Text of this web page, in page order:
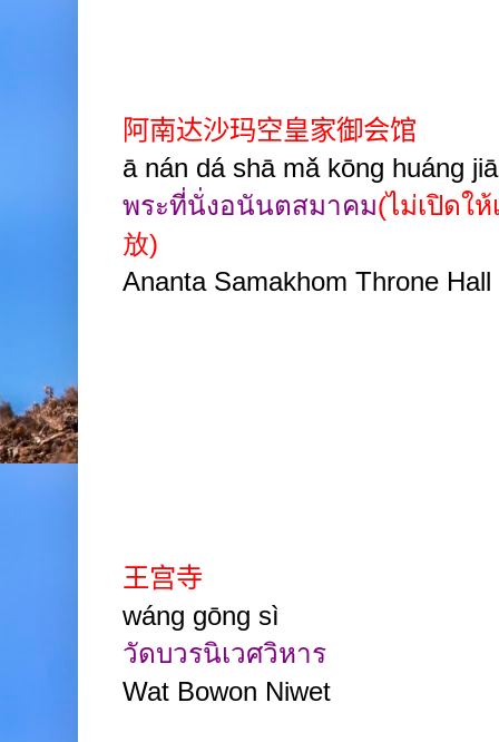
阿南达沙玛空皇家御会馆
ā nán dá shā mǎ kōng huáng
พระที่นั่งอนันตสมาคม(ไม่เปิดใ
放)
Ananta Samakhom Throne Hall
王宫寺
wáng gōng sì
วัดบวรนิเวศวิหาร
Wat Bowon Niwet